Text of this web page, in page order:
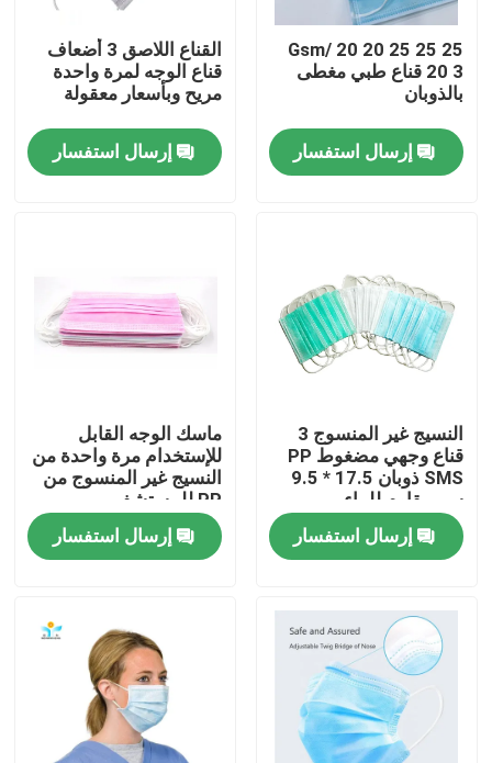
مسكن
جولة في المعمل
اتصل بنا
اطلب اقتباس
ملابس واقية يمكن التخلص منها
بذلات واقية يمكن التخلص منها
معطف واقي يمكن التخلص منه
25 25 25 Gsm/ 20 20
20 3 قناع طبي مغطى
بالذوبان
إرسال استفسار
القناع اللاصق 3 أضعاف
قناع الوجه لمرة واحدة
مريح وبأسعار معقولة
إرسال استفسار
النسيج غير المنسوج 3
قناع وجهي مضغوط PP
SMS ذوبان 17.5 * 9.5
سم مقاوم للماء
إرسال استفسار
ماسك الوجه القابل
للإستخدام مرة واحدة من
النسيج غير المنسوج من
PP للمستشفى
إرسال استفسار